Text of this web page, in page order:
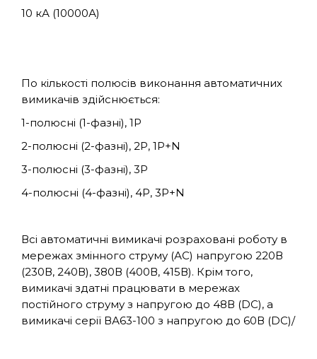
10 кА (10000А)
По кількості полюсів виконання автоматичних
вимикачів здійснюється:
1-полюсні (1-фазні), 1P
2-полюсні (2-фазні), 2P, 1P+N
3-полюсні (3-фазні), 3P
4-полюсні (4-фазні), 4P, 3P+N
Всі автоматичні вимикачі розраховані роботу в
мережах змінного струму (АС) напругою 220В
(230В, 240В), 380В (400В, 415В). Крім того,
вимикачі здатні працювати в мережах
постійного струму з напругою до 48В (DC), а
вимикачі серії ВА63-100 з напругою до 60В (DC)/